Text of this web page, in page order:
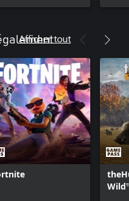
Afficher tout